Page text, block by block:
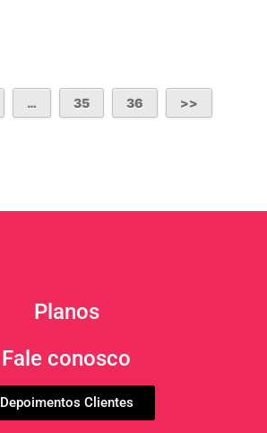
… 35 36
Planos
Fale conosco
Depoimentos Clientes